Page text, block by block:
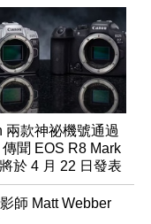
兩款神祕機號通過
聞 EOS R8 Mark
將於 4 月 22 日發表
師 Matt Webber